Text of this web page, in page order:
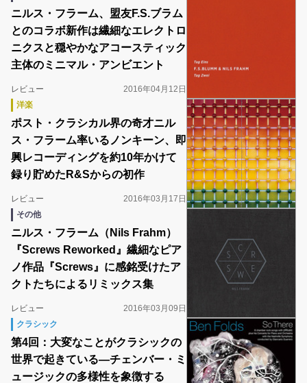
ニルス・フラーム、盟友F.S.ブラム
とのコラボ新作は繊細なエレクトロ
ニクスと穏やかなアコースティック
主体のミニマル・アンビエント
レビュー
2016年04月12日
洋楽
ポスト・クラシカル界の奇才ニル
ス・フラーム率いるノンキーン、即
興レコーディングを約10年かけて
録り貯めたR&Sからの初作
レビュー
2016年03月17日
その他
ニルス・フラーム（Nils Frahm）
『Screws Reworked』繊細なピア
ノ作品『Screws』に感銘受けたア
クトたちによるリミックス集
レビュー
2016年03月09日
クラシック
第4回：大変なことがクラシックの
世界で起きている―チェンバー・ミ
ュージックの多様性を象徴する